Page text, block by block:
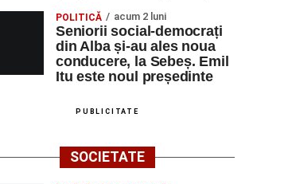
POLITICĂ acum 2 luni
Seniorii social-democrați
din Alba și-au ales noua
conducere, la Sebeș. Emil
Itu este noul președinte
PUBLICITATE
SOCIETATE